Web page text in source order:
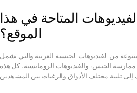
المتاحة في هذا
الموقع؟
من الفيديوهات الجنسية العربية والتي تشمل
ممارسة الجنس، والفيديوهات الرومانسية. كل هذه